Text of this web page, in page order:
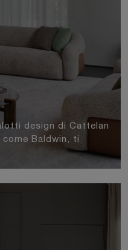
design di Cattelan
Baldwin, ti